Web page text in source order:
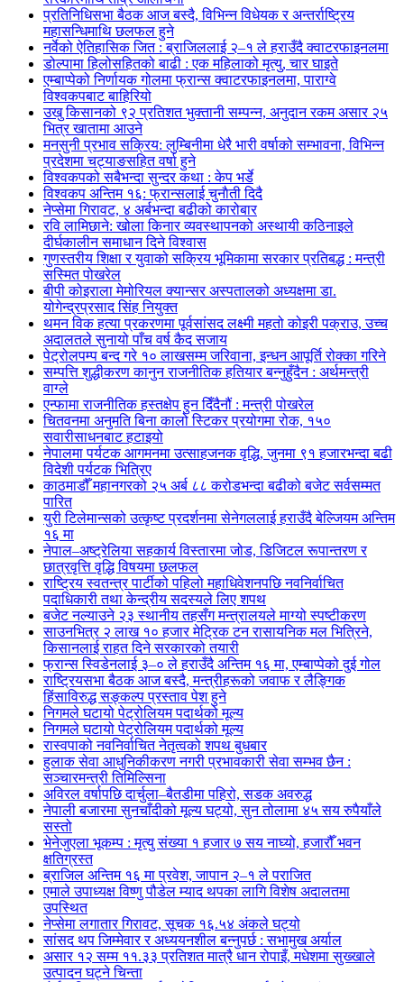
प्रतिनिधिसभा बैठक आज बस्दै, विभिन्न विधेयक र अन्तर्राष्ट्रिय
महासन्धिमाथि छलफल हुने
नर्वेको ऐतिहासिक जित : ब्राजिललाई २–१ ले हराउँदै क्वाटरफाइनलमा
डोल्पामा हिलोसहितको बाढी : एक महिलाको मृत्यु, चार घाइते
एम्बाप्पेको निर्णायक गोलमा फ्रान्स क्वाटरफाइनलमा, पाराग्वे
विश्वकपबाट बाहिरियो
उखु किसानको ९२ प्रतिशत भुक्तानी सम्पन्न, अनुदान रकम असार २५
भित्र खातामा आउने
मनसुनी प्रभाव सक्रिय: लुम्बिनीमा धेरै भारी वर्षाको सम्भावना, विभिन्न
प्रदेशमा चट्याङसहित वर्षा हुने
विश्वकपको सबैभन्दा सुन्दर कथा : केप भर्डे
विश्वकप अन्तिम १६: फ्रान्सलाई चुनाैती दिदै
नेप्सेमा गिरावट, ४ अर्बभन्दा बढीको कारोबार
रवि लामिछाने: खोला किनार व्यवस्थापनको अस्थायी कठिनाइले
दीर्घकालीन समाधान दिने विश्वास
गुणस्तरीय शिक्षा र युवाको सक्रिय भूमिकामा सरकार प्रतिबद्ध : मन्त्री
सस्मित पोखरेल
बीपी कोइराला मेमोरियल क्यान्सर अस्पतालको अध्यक्षमा डा.
योगेन्द्रप्रसाद सिंह नियुक्त
थमन विक हत्या प्रकरणमा पूर्वसांसद लक्ष्मी महतो कोइरी पक्राउ, उच्च
अदालतले सुनायो पाँच वर्ष कैद सजाय
पेट्रोलपम्प बन्द गरे १० लाखसम्म जरिवाना, इन्धन आपूर्ति रोक्का गरिने
सम्पत्ति शुद्धीकरण कानुन राजनीतिक हतियार बन्नुहुँदैन : अर्थमन्त्री
वाग्ले
एन्फामा राजनीतिक हस्तक्षेप हुन दिँदैनौं : मन्त्री पोखरेल
चितवनमा अनुमति बिना कालो स्टिकर प्रयोगमा रोक, १५०
सवारीसाधनबाट हटाइयो
नेपालमा पर्यटक आगमनमा उत्साहजनक वृद्धि, जुनमा ९१ हजारभन्दा बढी
विदेशी पर्यटक भित्रिए
काठमाडौँ महानगरको २५ अर्ब ८८ करोडभन्दा बढीको बजेट सर्वसम्मत
पारित
युरी टिलेमान्सको उत्कृष्ट प्रदर्शनमा सेनेगललाई हराउँदै बेल्जियम अन्तिम
१६ मा
नेपाल–अष्ट्रेलिया सहकार्य विस्तारमा जोड, डिजिटल रूपान्तरण र
छात्रवृत्ति वृद्धि विषयमा छलफल
राष्ट्रिय स्वतन्त्र पार्टीको पहिलो महाधिवेशनपछि नवनिर्वाचित
पदाधिकारी तथा केन्द्रीय सदस्यले लिए शपथ
बजेट नल्याउने २३ स्थानीय तहसँग मन्त्रालयले माग्यो स्पष्टीकरण
साउनभित्र २ लाख १० हजार मेट्रिक टन रासायनिक मल भित्रिने,
किसानलाई राहत दिने सरकारको तयारी
फ्रान्स स्विडेनलाई ३–० ले हराउँदै अन्तिम १६ मा, एम्बाप्पेको दुई गोल
राष्ट्रियसभा बैठक आज बस्दै, मन्त्रीहरूको जवाफ र लैङ्गिक
हिंसाविरुद्ध सङ्कल्प प्रस्ताव पेश हुने
निगमले घटायो पेट्रोलियम पदार्थको मूल्य
निगमले घटायो पेट्रोलियम पदार्थको मूल्य
रास्वपाको नवनिर्वाचित नेतृत्वको शपथ बुधबार
हुलाक सेवा आधुनिकीकरण नगरी प्रभावकारी सेवा सम्भव छैन :
सञ्चारमन्त्री तिमिल्सिना
अविरल वर्षापछि दार्चुला–बैतडीमा पहिरो, सडक अवरुद्ध
नेपाली बजारमा सुनचाँदीको मूल्य घट्यो, सुन तोलामा ४५ सय रुपैयाँले
सस्तो
भेनेजुएला भूकम्प : मृत्यु संख्या १ हजार ७ सय नाघ्यो, हजारौँ भवन
क्षतिग्रस्त
ब्राजिल अन्तिम १६ मा प्रवेश, जापान २–१ ले पराजित
एमाले उपाध्यक्ष विष्णु पौडेल म्याद थपका लागि विशेष अदालतमा
उपस्थित
नेप्सेमा लगातार गिरावट, सूचक १६.५४ अंकले घट्यो
सांसद थप जिम्मेवार र अध्ययनशील बन्नुपर्छ : सभामुख अर्याल
असार १२ सम्म ११.३३ प्रतिशत मात्रै धान रोपाइँ, मधेशमा सुख्खाले
उत्पादन घट्ने चिन्ता